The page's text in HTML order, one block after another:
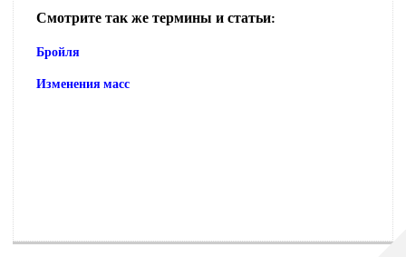
Смотрите так же термины и статьи:
Бройля
Изменения масс